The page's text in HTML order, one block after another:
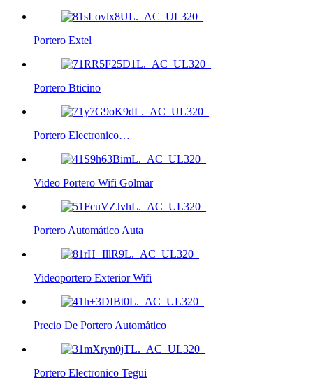
Portero Extel
Portero Bticino
Portero Electronico…
Video Portero Wifi Golmar
Portero Automático Auta
Videoportero Exterior Wifi
Precio De Portero Automático
Portero Electronico Tegui